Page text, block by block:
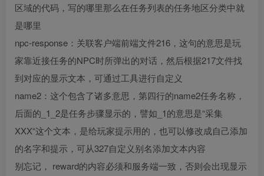
区域的代码，写的哪里那么在任务列表的任务地区分类中就
是哪里
npc-response：关联客户端前端文件216，这句的意思是玩
家靠近接任务的NPC时所弹出的对话，然后根据217文件找
到对应的显示文本，可通过工具进行自定义
name2：这个包含了诸多意思，第四行的name2任务名称，
后面的_1_2是任务步骤显示的，譬如_1的意思是“采集
XXX“这个文本，是给玩家提示用的，也可以修改成自己添加
的名字和提示，可从327自定义别名添加文本内容
别忘记， reward的内容必须和服务端一致，否则会出现显示